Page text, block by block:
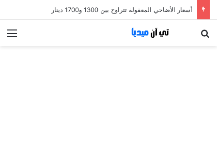
أسعار الأضاحي المعقولة تتراوح بين 1300 و1700 دينار